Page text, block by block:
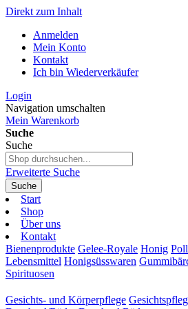
Direkt zum Inhalt
Anmelden
Mein Konto
Kontakt
Ich bin Wiederverkäufer
Login
Navigation umschalten
Mein Warenkorb
Suche
Suche
Erweiterte Suche
Suche
Start
Shop
Über uns
Kontakt
Bienenprodukte Gelee-Royale Honig
Lebensmittel Honigsüsswaren
Spirituosen
Gesichts- und Körperpflege